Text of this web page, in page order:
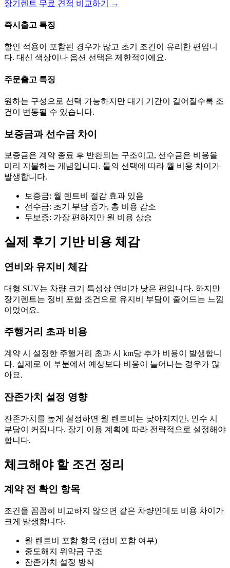
장기렌트 무료 견적 비교하기 →
즉시출고 특징
할인 적용이 포함된 경우가 많고 초기 조건이 유리한 편입니
다. 대신 색상이나 옵션 선택은 제한적이에요.
주문출고 특징
원하는 구성으로 선택 가능하지만 대기 기간이 길어질수록 조
건이 변동될 수 있습니다.
보증금과 선수금 차이
보증금은 계약 종료 후 반환되는 구조이고, 선수금은 비용을
미리 지불하는 개념입니다. 둘의 선택에 따라 월 비용 차이가
발생합니다.
보증금: 월 렌트비 절감 효과 있음
선수금: 초기 부담 증가, 총 비용 감소
무보증: 가장 편하지만 월 비용 상승
실제 후기 기반 비용 체감
연비와 유지비 체감
대형 SUV는 차량 크기 특성상 연비가 낮은 편입니다. 하지만
장기렌트는 정비 포함 조건으로 유지비 부담이 줄어드는 느낌
이었어요.
주행거리 초과 비용
계약 시 설정한 주행거리 초과 시 km당 추가 비용이 발생합니
다. 실제로 이 부분에서 예상보다 비용이 늘어나는 경우가 많
아요.
잔존가치 설정 영향
잔존가치를 높게 설정하면 월 렌트비는 낮아지지만, 인수 시
부담이 커집니다. 장기 이용 계획에 따라 전략적으로 설정해야
합니다.
체크해야 할 조건 정리
계약 전 확인 항목
조건을 꼼꼼히 비교하지 않으면 같은 차량인데도 비용 차이가
크게 발생합니다.
월 렌트비 포함 항목 (정비 포함 여부)
중도해지 위약금 구조
잔존가치 설정 방식